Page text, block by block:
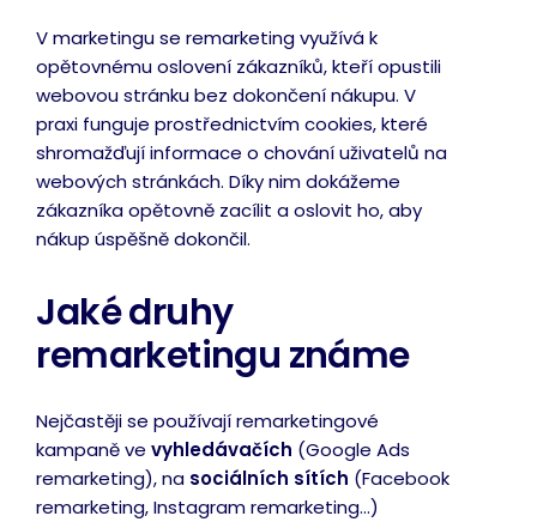
V marketingu se remarketing využívá k
opětovnému oslovení zákazníků, kteří opustili
webovou stránku bez dokončení nákupu. V
praxi funguje prostřednictvím cookies, které
shromažďují informace o chování uživatelů na
webových stránkách. Díky nim dokážeme
zákazníka opětovně zacílit a oslovit ho, aby
nákup úspěšně dokončil.
Jaké druhy
remarketingu známe
Nejčastěji se používají remarketingové
kampaně vevyhledávačích (Google Ads
remarketing), na sociálních sítích (Facebook
remarketing, Instagram remarketing…)